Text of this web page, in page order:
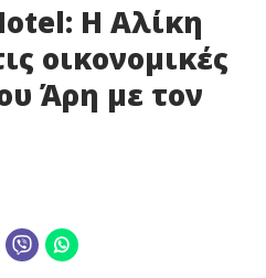
Η Αλίκη
οικονομικές
Άρη με τον